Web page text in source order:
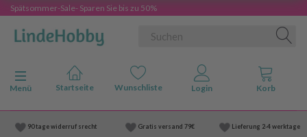
Spätsommer-Sale- Sparen Sie bis zu 50%
Anzeige ändern
Menü
90 tage widerruf srecht Gratis versand 79€ Lieferung 2-4 werktage